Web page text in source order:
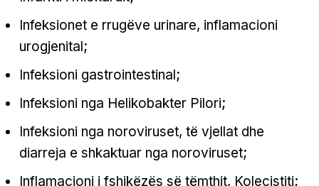
Infeksionet e rrugëve urinare, inflamacioni
urogjenital;
Infeksioni gastrointestinal;
Infeksioni nga Helikobakter Pilori;
Infeksioni nga noroviruset, të vjellat dhe
diarreja e shkaktuar nga noroviruset;
Inflamacioni i fshikëzës së tëmthit, Kolecistiti;